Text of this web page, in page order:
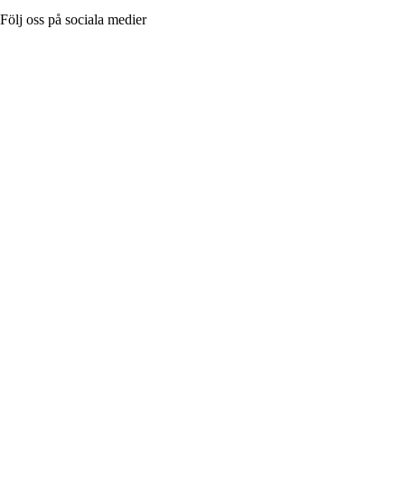
Följ oss på sociala medier